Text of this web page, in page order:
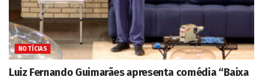
NOTÍCIAS
Luiz Fernando Guimarães apresenta comédia “Baixa